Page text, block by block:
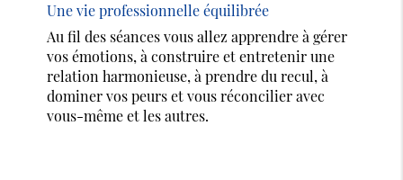
Une vie professionnelle équilibrée
Au fil des séances vous allez apprendre à gérer
vos émotions, à construire et entretenir une
relation harmonieuse, à prendre du recul, à
dominer vos peurs et vous réconcilier avec
vous-même et les autres.